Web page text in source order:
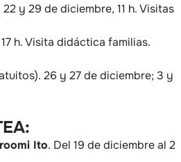
y 29 de diciembre, 11 h. Visitas
h. Visita didáctica familias.
26 y 27 de diciembre; 3 y
Ito. Del 19 de diciembre al 2